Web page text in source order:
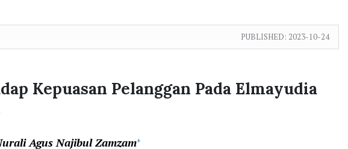
PUBLISHED: 2023-10-24
Kepuasan Pelanggan Pada Elmayudia
Agus Najibul Zamzam+